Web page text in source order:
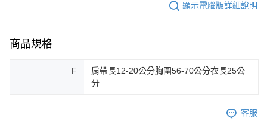
顯示電腦版詳細說明
商品規格
F
肩帶長12-20公分胸圍56-70公分衣長25公
分
客服